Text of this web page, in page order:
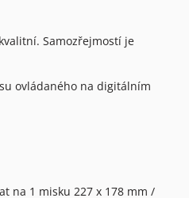
Samozřejmostí je
ovládaného na digitálním
na 1 misku 227 x 178 mm /